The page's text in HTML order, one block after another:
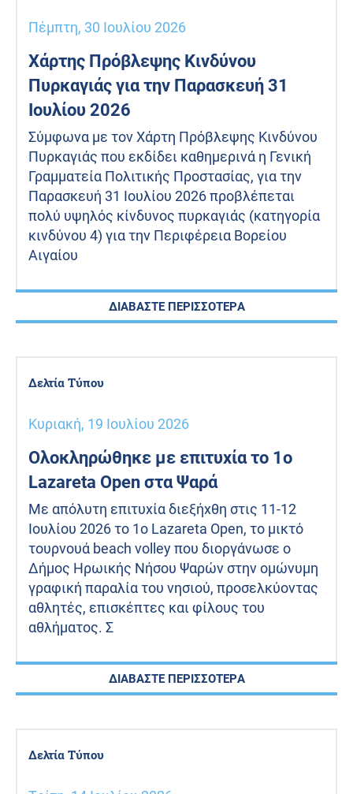
Πέμπτη, 30 Ιουλίου 2026
Χάρτης Πρόβλεψης Κινδύνου
Πυρκαγιάς για την Παρασκευή 31
Ιουλίου 2026
Σύμφωνα με τον Χάρτη Πρόβλεψης Κινδύνου
Πυρκαγιάς που εκδίδει καθημερινά η Γενική
Γραμματεία Πολιτικής Προστασίας, για την
Παρασκευή 31 Ιουλίου 2026 προβλέπεται
πολύ υψηλός κίνδυνος πυρκαγιάς (κατηγορία
κινδύνου 4) για την Περιφέρεια Βορείου
Αιγαίου
ΔΙΑΒΑΣΤΕ ΠΕΡΙΣΣΟΤΕΡΑ
Δελτία Τύπου
Κυριακή, 19 Ιουλίου 2026
Ολοκληρώθηκε με επιτυχία το 1ο
Lazareta Open στα Ψαρά
Με απόλυτη επιτυχία διεξήχθη στις 11-12
Ιουλίου 2026 το 1ο Lazareta Open, το μικτό
τουρνουά beach volley που διοργάνωσε ο
Δήμος Ηρωικής Νήσου Ψαρών στην ομώνυμη
γραφική παραλία του νησιού, προσελκύοντας
αθλητές, επισκέπτες και φίλους του
αθλήματος. Σ
ΔΙΑΒΑΣΤΕ ΠΕΡΙΣΣΟΤΕΡΑ
Δελτία Τύπου